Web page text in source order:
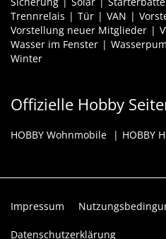
Trennrelais
Tür VAN
Vorstellung neuer Mitglieder
Wasser im Fenster
Winter
Offizielle Hobby
HOBBY Wohnmobile HOBBY
Impressum
Datenschutzerklärung